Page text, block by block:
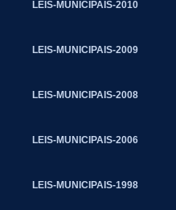
LEIS-MUNICIPAIS-2010
LEIS-MUNICIPAIS-2009
LEIS-MUNICIPAIS-2008
LEIS-MUNICIPAIS-2006
LEIS-MUNICIPAIS-1998